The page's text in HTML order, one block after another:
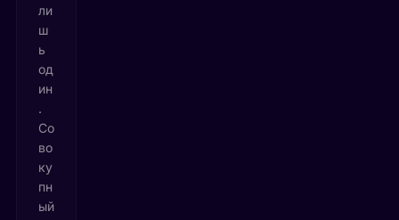
ли
ш
ь
од
ин
.
Со
во
ку
пн
ый